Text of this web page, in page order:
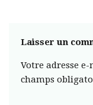
Laisser un
Votre adresse
champs